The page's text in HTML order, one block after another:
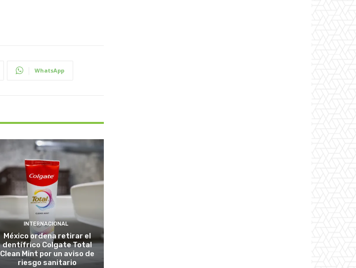
WhatsApp
INTERNACIONAL
México ordena retirar el
dentífrico Colgate Total
Clean Mint por un aviso de
riesgo sanitario